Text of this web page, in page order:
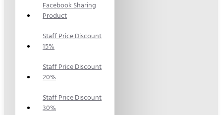
Facebook Sharing
Product
Staff Price Discount
15%
Staff Price Discount
20%
Staff Price Discount
30%